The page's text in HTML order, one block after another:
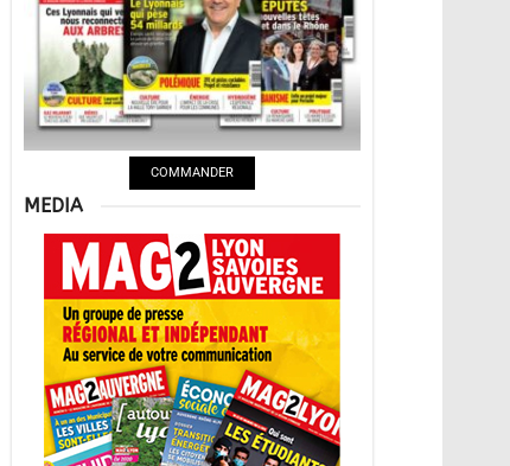
COMMANDER
MEDIA